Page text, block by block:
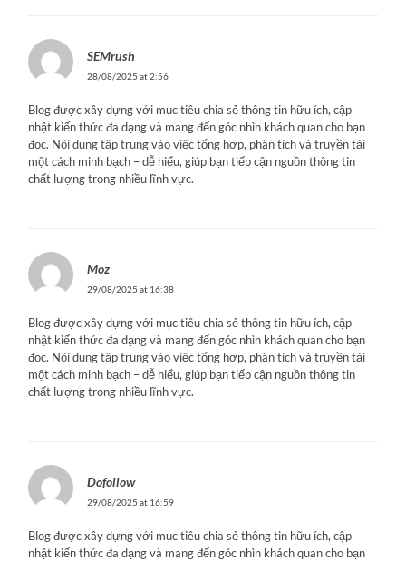
SEMrush
28/08/2025 at 2:56
Blog được xây dựng với mục tiêu chia sẻ thông tin hữu ích, cập
nhật kiến thức đa dạng và mang đến góc nhìn khách quan cho bạn
đọc. Nội dung tập trung vào việc tổng hợp, phân tích và truyền tải
một cách minh bạch – dễ hiểu, giúp bạn tiếp cận nguồn thông tin
chất lượng trong nhiều lĩnh vực.
Moz
29/08/2025 at 16:38
Blog được xây dựng với mục tiêu chia sẻ thông tin hữu ích, cập
nhật kiến thức đa dạng và mang đến góc nhìn khách quan cho bạn
đọc. Nội dung tập trung vào việc tổng hợp, phân tích và truyền tải
một cách minh bạch – dễ hiểu, giúp bạn tiếp cận nguồn thông tin
chất lượng trong nhiều lĩnh vực.
Dofollow
29/08/2025 at 16:59
Blog được xây dựng với mục tiêu chia sẻ thông tin hữu ích, cập
nhật kiến thức đa dạng và mang đến góc nhìn khách quan cho bạn